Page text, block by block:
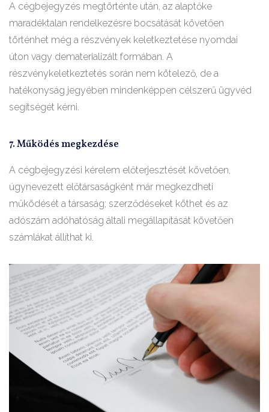
A cégbejegyzés megtörténte után, az alaptőke
maradéktalan rendelkezésre bocsátását követően
történhet még a részvények keletkeztetése nyomdai
úton vagy dematerializált formában. A
részvénykeletkeztetés során nem kötelező, de a
hatékonyság jegyében mindenképpen célszerű ügyvéd
segítségét kérni.
7. Működés megkezdése
A cégbejegyzési kérelem előterjesztését követően,
úgynevezett előtársaságként már megkezdheti
működését a társaság; szerződéseket köthet és az
adószám adóhatóság általi megállapítását követően
számlákat állíthat ki.